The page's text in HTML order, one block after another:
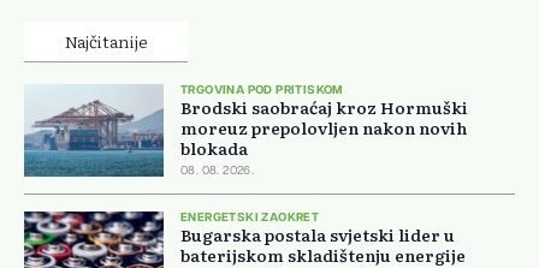
Najčitanije
TRGOVINA POD PRITISKOM
Brodski saobraćaj kroz Hormuški
moreuz prepolovljen nakon novih
blokada
08. 08. 2026.
ENERGETSKI ZAOKRET
Bugarska postala svjetski lider u
baterijskom skladištenju energije